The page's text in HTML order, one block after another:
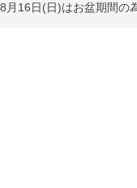
16日(日)はお盆期間の